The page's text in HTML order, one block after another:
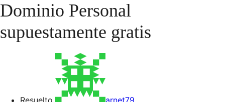
Dominio Personal
supuestamente gratis
Resuelto arnet79